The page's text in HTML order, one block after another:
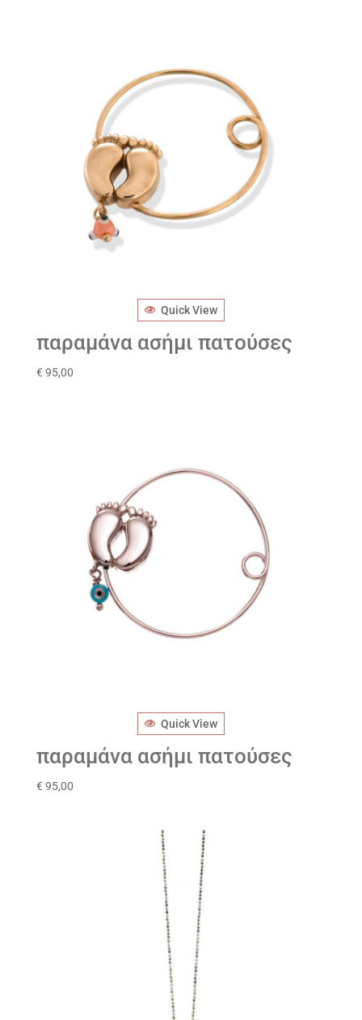
Quick View
παραμάνα ασήμι πατούσες
€ 95,00
Quick View
παραμάνα ασήμι πατούσες
€ 95,00